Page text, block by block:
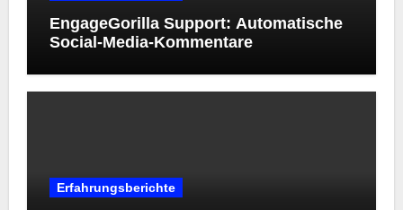
EngageGorilla Support: Automatische
Social-Media-Kommentare
Erfahrungsberichte